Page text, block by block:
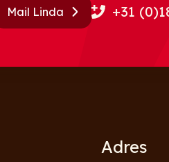
Mail Linda +31
Adres